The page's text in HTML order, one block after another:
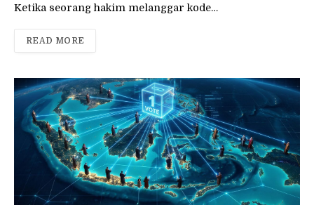
Ketika seorang hakim melanggar kode…
READ MORE